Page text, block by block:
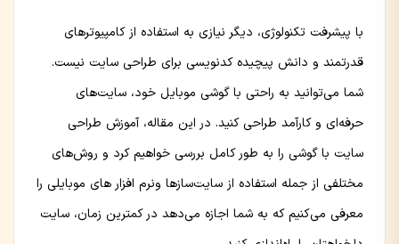
با پیشرفت تکنولوژی، دیگر نیازی به استفاده از کامپیوترهای
قدرتمند و دانش پیچیده کدنویسی برای طراحی سایت نیست.
شما می‌توانید به راحتی با گوشی موبایل خود، سایت‌های
حرفه‌ای و کارآمد طراحی کنید. در این مقاله، آموزش طراحی
سایت با گوشی را به طور کامل بررسی خواهیم کرد و روش‌های
مختلفی از جمله استفاده از سایت‌سازها ونرم افزار های موبایلی را
معرفی می‌کنیم که به شما اجازه می‌دهد در کمترین زمان، سایت